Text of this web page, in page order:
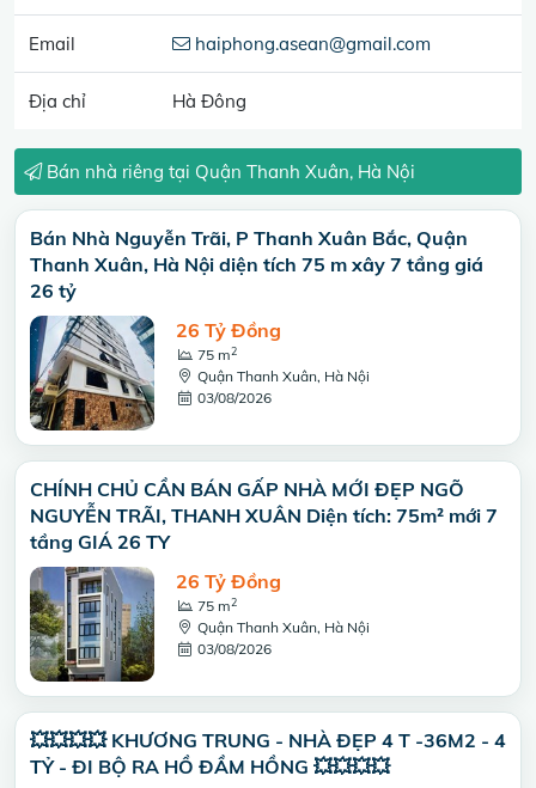
Email haiphong.asean@gmail.com
Địa chỉ Hà Đông
Bán nhà riêng tại Quận Thanh Xuân, Hà Nội
Bán Nhà Nguyễn Trãi, P Thanh Xuân Bắc, Quận
Thanh Xuân, Hà Nội diện tích 75 m xây 7 tầng giá
26 tỷ
26 Tỷ Đồng
75 m2
Quận Thanh Xuân, Hà Nội
03/08/2026
CHÍNH CHỦ CẦN BÁN GẤP NHÀ MỚI ĐẸP NGÕ
NGUYỄN TRÃI, THANH XUÂN Diện tích: 75m² mới 7
tầng GIÁ 26 TY
26 Tỷ Đồng
75 m2
Quận Thanh Xuân, Hà Nội
03/08/2026
💥💥💥💥 KHƯƠNG TRUNG - NHÀ ĐẸP 4 T -36M2 - 4
TỶ - ĐI BỘ RA HỒ ĐẦM HỒNG 💥💥💥💥